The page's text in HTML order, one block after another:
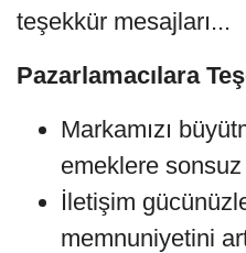
teşekkür mesajları...
Pazarlamacılara
Markamızı
emeklere
İletişim
memnuniyetini